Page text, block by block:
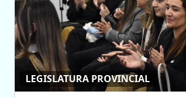
LEGISLATURA PROVINCIAL